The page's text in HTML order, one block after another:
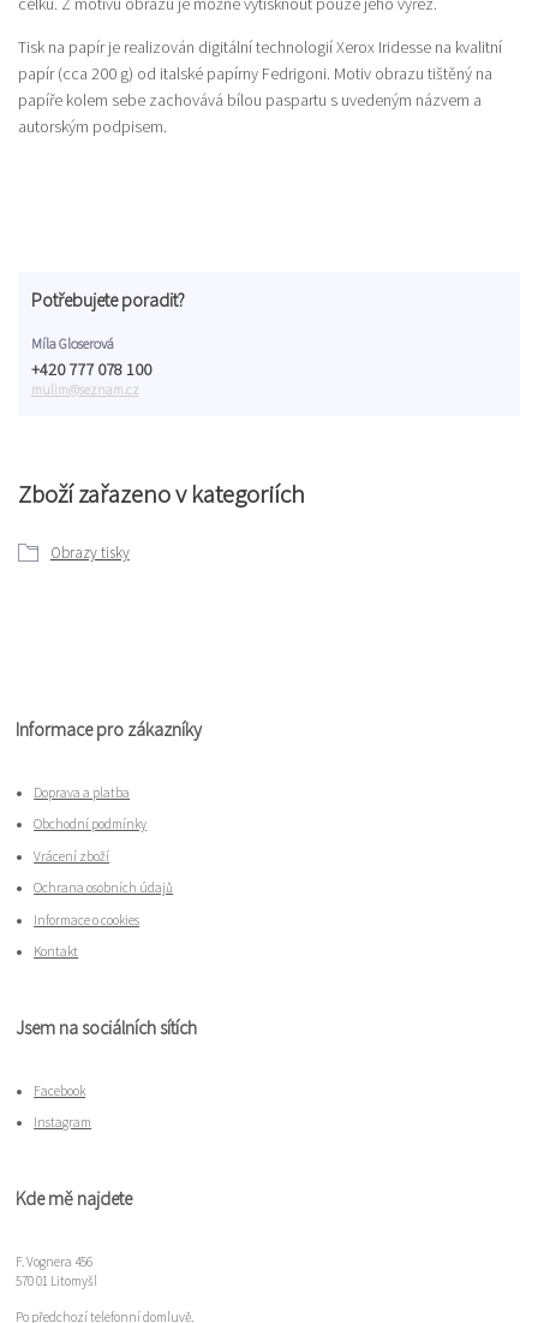
Tisk na papír je realizován digitální technologií Xerox Iridesse na kvalitní
papír (cca 200 g) od italské papírny Fedrigoni. Motiv obrazu tištěný na
papíře kolem sebe zachovává bílou paspartu s uvedeným názvem a
autorským podpisem.
Zboží zařazeno v kategoriích
Obrazy tisky
Potřebujete poradit?
Míla Gloserová
+420 777 078 100
mulim@seznam.cz
Informace pro zákazníky
Doprava a platba
Obchodní podmínky
Vrácení zboží
Ochrana osobních údajů
Informace o cookies
Kontakt
Jsem na sociálních sítích
Facebook
Instagram
Kde mě najdete
F. Vognera 456
570 01 Litomyšl
Po předchozí telefonní domluvě.